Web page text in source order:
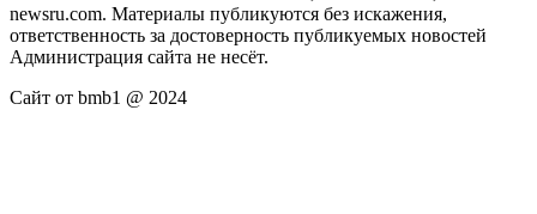
newsru.com. Материалы публикуются без искажения,
ответственность за достоверность публикуемых новостей
Администрация сайта не несёт.
Сайт от bmb1 @ 2024